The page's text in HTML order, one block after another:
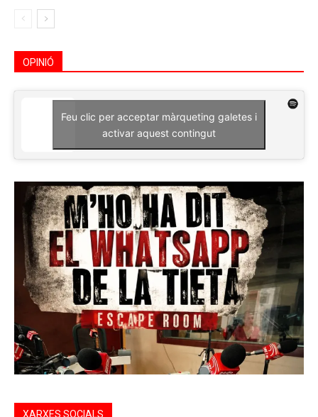
OPINIÓ
Feu clic per acceptar màrqueting galetes i
activar aquest contingut
XARXES SOCIALS